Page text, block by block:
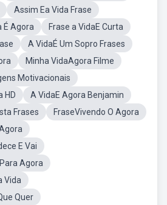
Assim Ea Vida Frase
É Agora
Frase a VidaE Curta
A VidaÉ Um Sopro Frases
Minha VidaAgora Filme
Motivacionais
HD
A VidaE Agora Benjamin
Frases
FraseVivendo O Agora
E Vai
Agora
Vida
Quer